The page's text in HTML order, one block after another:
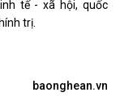
tế - xã hội, quốc
trị.
baonghean.vn